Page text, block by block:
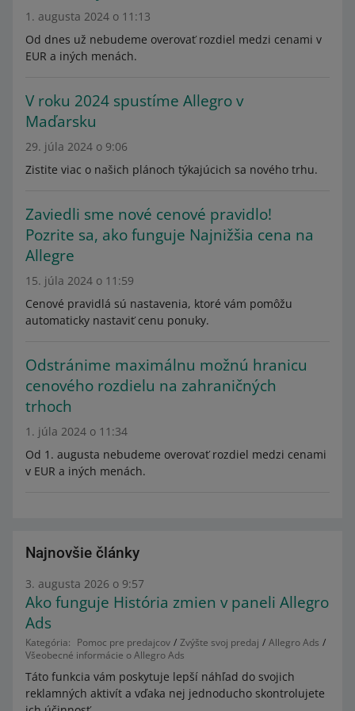
1. augusta 2024 o 11:13
Od dnes už nebudeme overovať rozdiel medzi cenami v
EUR a iných menách.
V roku 2024 spustíme Allegro v
Maďarsku
29. júla 2024 o 9:06
Zistite viac o našich plánoch týkajúcich sa nového trhu.
Zaviedli sme nové cenové pravidlo!
Pozrite sa, ako funguje Najnižšia cena na
Allegre
15. júla 2024 o 11:59
Cenové pravidlá sú nastavenia, ktoré vám pomôžu
automaticky nastaviť cenu ponuky.
Odstránime maximálnu možnú hranicu
cenového rozdielu na zahraničných
trhoch
1. júla 2024 o 11:34
Od 1. augusta nebudeme overovať rozdiel medzi cenami
v EUR a iných menách.
Najnovšie články
3. augusta 2026 o 9:57
Ako funguje História zmien v paneli Allegro
Ads
Kategória: Pomoc pre predajcov Zvýšte svoj predaj
Allegro Ads
Všeobecné informácie o Allegro Ads
Táto funkcia vám poskytuje lepší náhľad do svojich
reklamných aktivít a vďaka nej jednoducho skontrolujete